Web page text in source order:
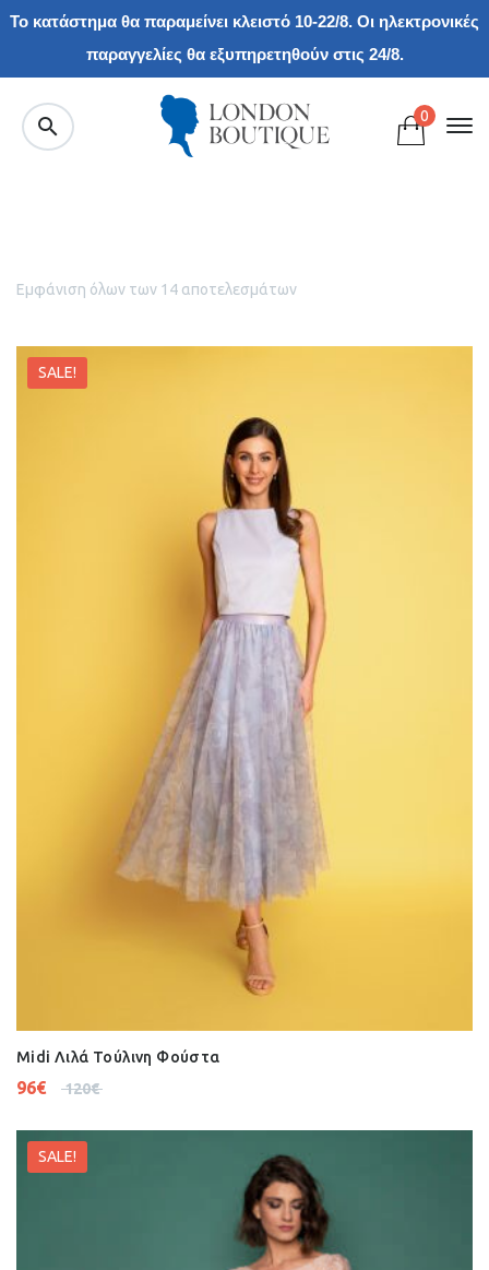
Το κατάστημα θα παραμείνει κλειστό 10-22/8. Οι ηλεκτρονικές
παραγγελίες θα εξυπηρετηθούν στις 24/8.
0
Εμφάνιση όλων των 14 αποτελεσμάτων
SALE!
Midi Λιλά Τούλινη Φούστα
120€
96€
SALE!